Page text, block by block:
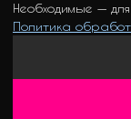
Необходимые —
Политика